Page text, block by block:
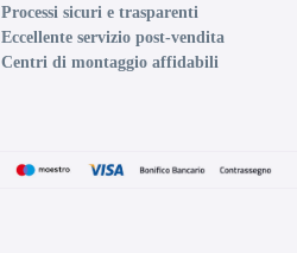
C 70db
Processi sicuri e trasparenti
Eccellente servizio post-vendita
Centri di montaggio affidabili